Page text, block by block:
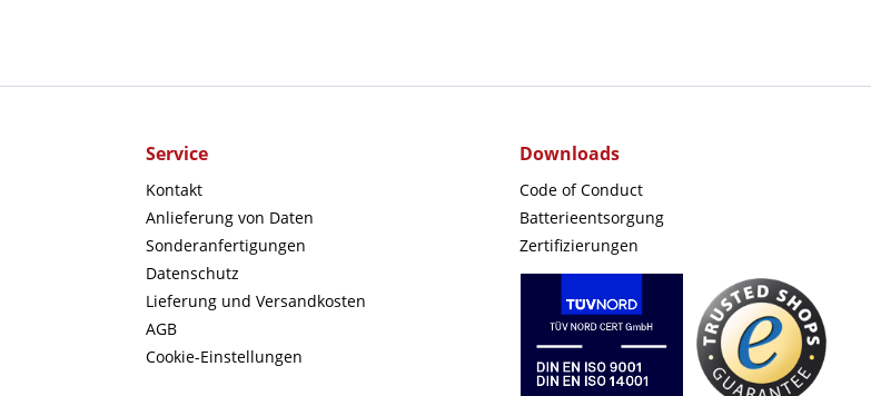
Service
Kontakt
Anlieferung von Daten
Sonderanfertigungen
Datenschutz
Lieferung und Versandkosten
AGB
Cookie-Einstellungen
Downloads
Code of Conduct
Batterieentsorgung
Zertifizierungen